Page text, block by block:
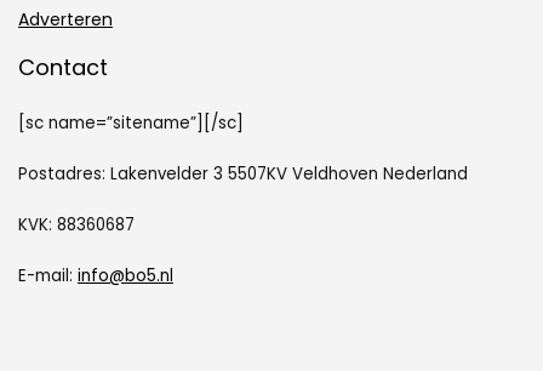
Adverteren
Contact
[sc name=”sitename”][/sc]
Postadres: Lakenvelder 3 5507KV Veldhoven Nederland
KVK: 88360687
E-mail: info@bo5.nl